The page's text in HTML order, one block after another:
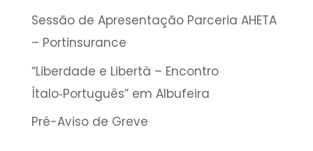
Sessão de Apresentação Parceria AHETA
– Portinsurance
“Liberdade e Libertà – Encontro
Ítalo‑Português” em Albufeira
Pré-Aviso de Greve